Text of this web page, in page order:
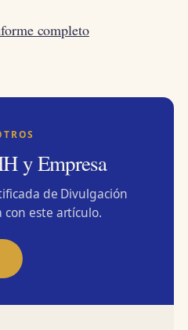
completo
y Empresa
de Divulgación
con este artículo.